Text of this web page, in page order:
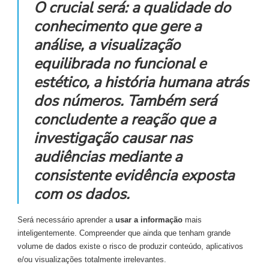
O crucial será: a qualidade do
conhecimento que gere a
análise, a visualização
equilibrada no funcional e
estético, a história humana atrás
dos números. Também será
concludente a reação que a
investigação causar nas
audiências mediante a
consistente evidência exposta
com os dados.
Será necessário aprender a usar a informação mais
inteligentemente. Compreender que ainda que tenham grande
volume de dados existe o risco de produzir conteúdo, aplicativos
e/ou visualizações totalmente irrelevantes.